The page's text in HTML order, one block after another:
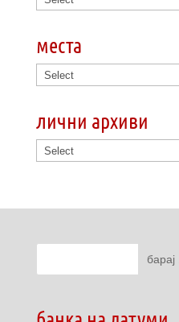
места
лични архиви